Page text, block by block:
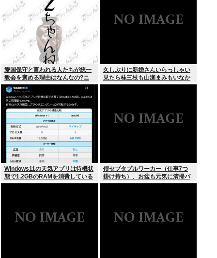
愛国保守と言われる人たちが統一
教会を褒める理由はなんなの?ニ
ュー速愛国保守は統一教会褒めて
る人が多い
久しぶりに新婚さんいらっしゃい
見たら桂三枝も山瀬まみもいなか
った
Windows11の天気アプリは待機状
態で1.2GBのRAMを消費している
ことが判明www
僕セプタプルワーカー（仕事7つ
掛け持ち）、お盆も元気に清掃バ
イト！